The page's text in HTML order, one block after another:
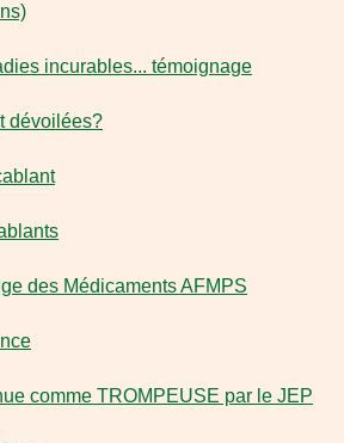
incurables... témoignage
dévoilées?
des Médicaments AFMPS
comme TROMPEUSE par le JEP